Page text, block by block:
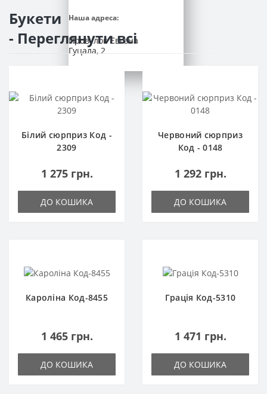
Наша адреса:
Провулок Євгена
Гуцала, 2
Букети
- Переглянути всі
Білий сюрприз Код -
2309
1 275 грн.
ДО КОШИКА
Червоний сюрприз
Код - 0148
1 292 грн.
ДО КОШИКА
Кароліна Код-8455
1 465 грн.
ДО КОШИКА
Грація Код-5310
1 471 грн.
ДО КОШИКА